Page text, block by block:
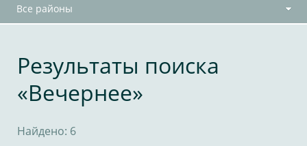
Все районы
Результаты поиска
«Вечернее»
Найдено: 6